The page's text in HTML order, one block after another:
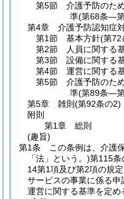
第5節
介護予防のた
準(第68条―
第4章
介護予防認知症
第1節
基本方針(第72
第2節
人員に関する
第3節
設備に関する
第4節
運営に関する
第5節
介護予防のた
準(第89条―
第5章
雑則 (第92条の2)
附則
第1章
総則
(趣旨)
第1条
この条例は、介護
「法」という。)第115条
14第1項及び第2項の規
サービスの事業に係る
運営に関する基準を定め